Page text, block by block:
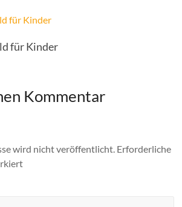
für Kinder
Kommentar
wird nicht veröffentlicht. Erforderliche